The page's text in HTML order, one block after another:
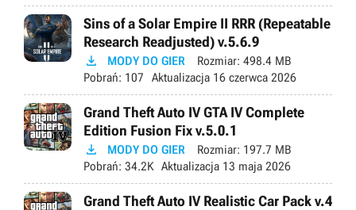
Sins of a Solar Empire II RRR (Repeatable
Research Readjusted) v.5.6.9
 MODY DO GIER Rozmiar: 498.4 MB
Pobrań: 107 Aktualizacja 16 czerwca 2026
Grand Theft Auto IV GTA IV Complete
Edition Fusion Fix v.5.0.1
 MODY DO GIER Rozmiar: 197.7 MB
Pobrań: 34.2K Aktualizacja 13 maja 2026
Grand Theft Auto IV Realistic Car Pack v.4